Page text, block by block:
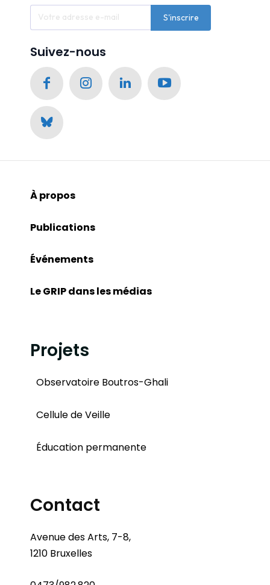
S'inscrire
Suivez-nous
À propos
Publications
Événements
Le GRIP dans les médias
Projets
Observatoire Boutros-Ghali
Cellule de Veille
Éducation permanente
Contact
Avenue des Arts, 7-8,
1210 Bruxelles